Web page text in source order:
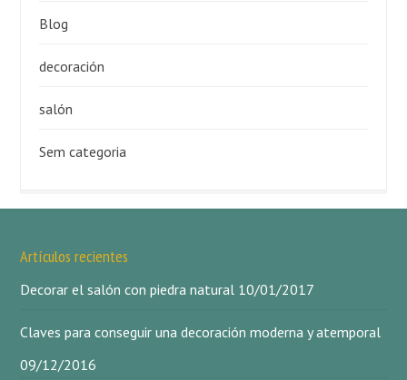
Blog
decoración
salón
Sem categoria
Artículos recientes
Decorar el salón con piedra natural 10/01/2017
Claves para conseguir una decoración moderna y atemporal
09/12/2016